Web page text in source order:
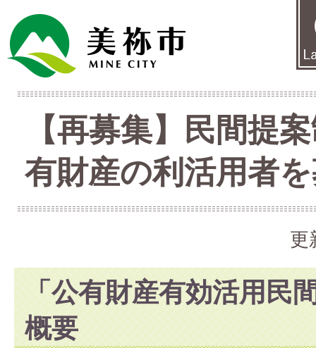
【再募集】民間提
有財産の利活用者
更
「公有財産有効活用民
概要